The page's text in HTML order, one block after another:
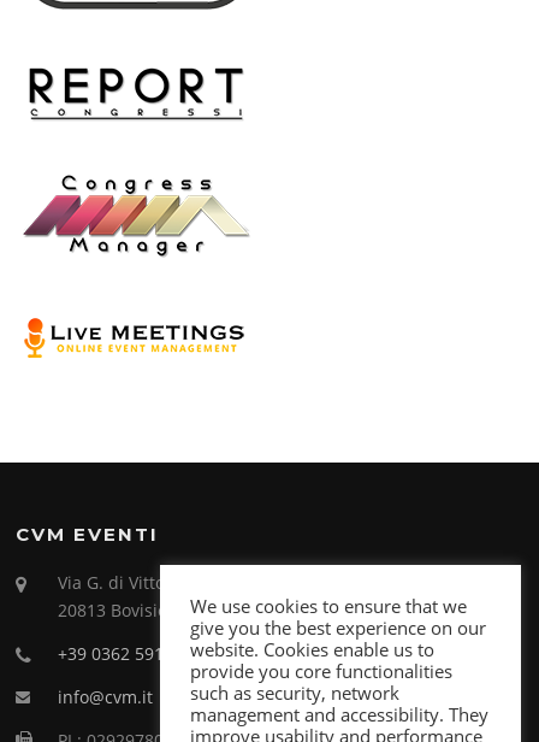
CVM EVENTI
Via G. di Vittorio 26
20813 Bovisio Masciago (MB)
+39 0362 591998
info@cvm.it
We use cookies to ensure that we
give you the best experience on our
website. Cookies enable us to
provide you core functionalities
such as security, network
management and accessibility. They
improve usability and performance